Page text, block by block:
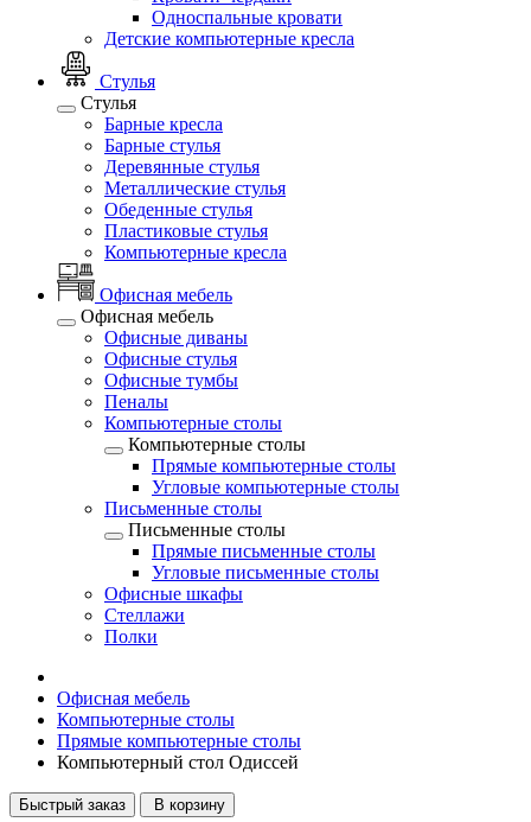
Односпальные кровати
Детские компьютерные кресла
Стулья
Стулья
Барные кресла
Барные стулья
Деревянные стулья
Металлические стулья
Обеденные стулья
Пластиковые стулья
Компьютерные кресла
Офисная мебель
Офисная мебель
Офисные диваны
Офисные стулья
Офисные тумбы
Пеналы
Компьютерные столы
Компьютерные столы
Прямые компьютерные столы
Угловые компьютерные столы
Письменные столы
Письменные столы
Прямые письменные столы
Угловые письменные столы
Офисные шкафы
Стеллажи
Полки
Офисная мебель
Компьютерные столы
Прямые компьютерные столы
Компьютерный стол Одиссей
Быстрый заказ В корзину